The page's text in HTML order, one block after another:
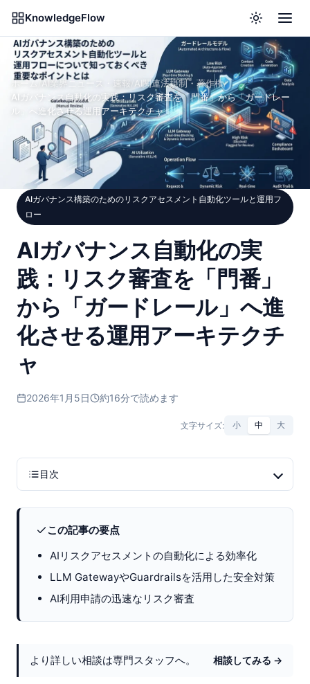
KnowledgeFlow
ホーム /AI業界ニュース・速報 AI関連法規制・著作権/
AIガバナンス自動化の実践：リスク審査を「門番」から「ガードレー
ル」へ進化させる運用アーキテクチャ
AIガバナンス構築のためのリスクアセスメント自動化ツールと運用フ
ロー
AIガバナンス自動化の実
践：リスク審査を「門番」
から「ガードレール」へ進
化させる運用アーキテクチ
ャ
2026年1月5日 約16分で読めます
文字サイズ: 小 中 大
目次
この記事の要点
AIリスクアセスメントの自動化による効率化
LLM GatewayやGuardrailsを活用した安全対策
AI利用申請の迅速なリスク審査
より詳しい相談は専門スタッフへ。 相談してみる →